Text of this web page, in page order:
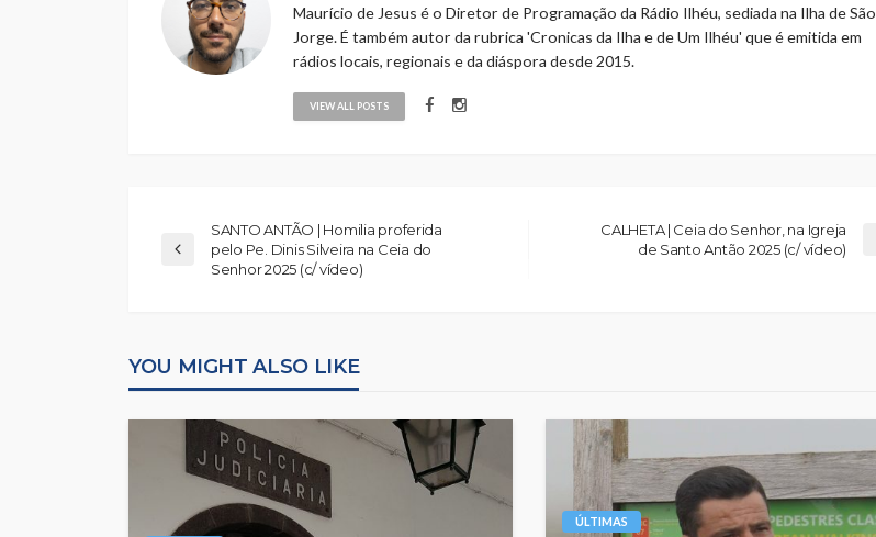
Maurício de Jesus é o Diretor de Programação da Rádio Ilhéu, sediada na Ilha de São
Jorge. É também autor da rubrica 'Cronicas da Ilha e de Um Ilhéu' que é emitida em
rádios locais, regionais e da diáspora desde 2015.
VIEW ALL POSTS
SANTO ANTÃO | Homilia proferida
pelo Pe. Dinis Silveira na Ceia do
Senhor 2025 (c/ vídeo)
CALHETA | Ceia do Senhor, na Igreja
de Santo Antão 2025 (c/ vídeo)
YOU MIGHT ALSO LIKE
ÚLTIMAS